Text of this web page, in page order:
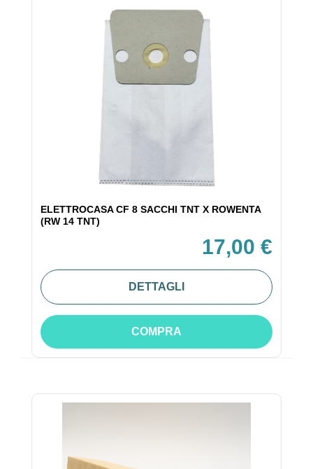
ELETTROCASA CF 8 SACCHI TNT X ROWENTA
(RW 14 TNT)
17,00 €
DETTAGLI
COMPRA